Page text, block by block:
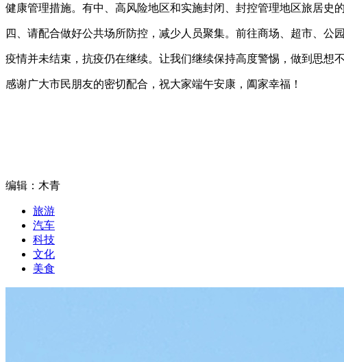
健康管理措施。有中、高风险地区和实施封闭、封控管理地区旅居
四、请配合做好公共场所防控，减少人员聚集。前往商场、超市、
疫情并未结束，抗疫仍在继续。让我们继续保持高度警惕，做到思
感谢广大市民朋友的密切配合，祝大家端午安康，阖家幸福！
编辑：木青
旅游
汽车
科技
文化
美食